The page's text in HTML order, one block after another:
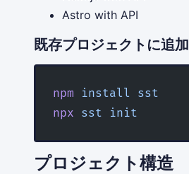
Astro with API
既存プロジェクトに追加
npm install sst
npx sst init
プロジェクト構造